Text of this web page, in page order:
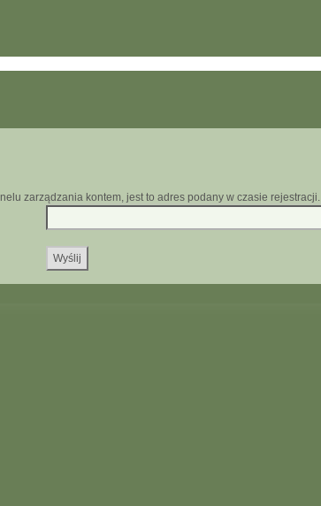
zarządzania kontem, jest to adres podany w czasie rejestracji.